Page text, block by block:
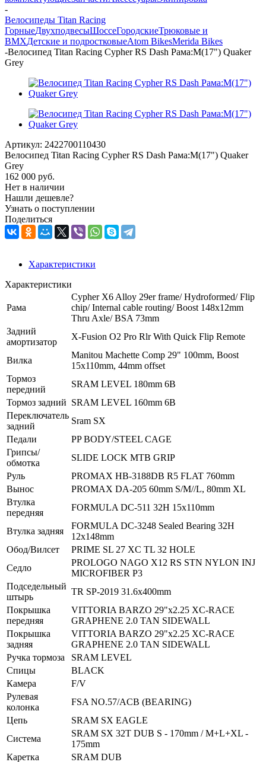
-
Велосипеды Titan Racing
ГорныеДвухподвесыШоссеГородскиеТрюковые и
BMXДетские и подростковыеAtom BikesMerida Bikes
-Велосипед Titan Racing Cypher RS Dash Рама:M(17") Quaker
Grey
Артикул: 2422700110430
Велосипед Titan Racing Cypher RS Dash Рама:M(17") Quaker
Grey
162 000 руб.
Нет в наличии
Нашли дешевле?
Узнать о поступлении
Поделиться
Характеристики
Характеристики
Рама
Cypher X6 Alloy 29er frame/ Hydroformed/ Flip
chip/ Internal cable routing/ Boost 148x12mm
Thru Axle/ BSA 73mm
Задний
амортизатор
X-Fusion O2 Pro Rlr With Quick Flip Remote
Вилка
Manitou Machette Comp 29" 100mm, Boost
15x110mm, 44mm offset
Тормоз
передний
SRAM LEVEL 180mm 6B
Тормоз задний SRAM LEVEL 160mm 6B
Переключатель
задний
Sram SX
Педали
PP BODY/STEEL CAGE
Грипсы/
обмотка
SLIDE LOCK MTB GRIP
Руль
PROMAX HB-3188DB R5 FLAT 760mm
Вынос
PROMAX DA-205 60mm S/M//L, 80mm XL
Втулка
передняя
FORMULA DC-511 32H 15x110mm
Втулка задняя
FORMULA DC-3248 Sealed Bearing 32H
12x148mm
Обод/Вилсет
PRIME SL 27 XC TL 32 HOLE
Седло
PROLOGO NAGO X12 RS STN NYLON INJ
MICROFIBER P3
Подседельный
штырь
TR SP-2019 31.6x400mm
Покрышка
передняя
VITTORIA BARZO 29"x2.25 XC-RACE
GRAPHENE 2.0 TAN SIDEWALL
Покрышка
задняя
VITTORIA BARZO 29"x2.25 XC-RACE
GRAPHENE 2.0 TAN SIDEWALL
Ручка тормоза
SRAM LEVEL
Спицы
BLACK
Камера
F/V
Рулевая
колонка
FSA NO.57/ACB (BEARING)
Цепь
SRAM SX EAGLE
Система
SRAM SX 32T DUB S - 170mm / M+L+XL -
175mm
Каретка
SRAM DUB